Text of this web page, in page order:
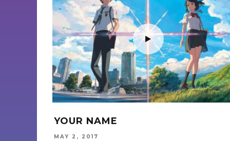
THE STAIRCASE
APRIL 20, 2019